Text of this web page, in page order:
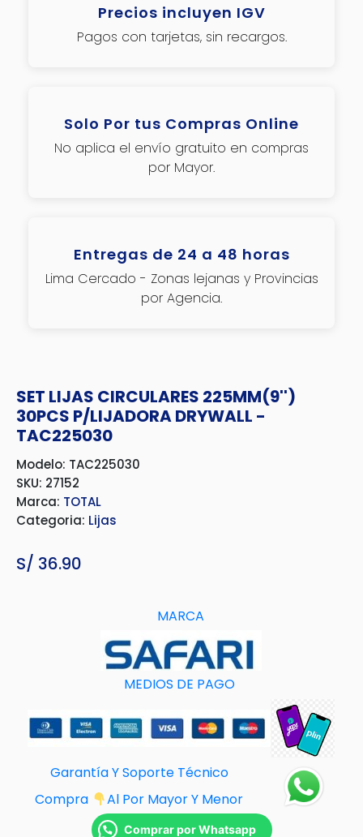
Precios incluyen IGV
Pagos con tarjetas, sin recargos.
Solo Por tus Compras Online
No aplica el envío gratuito en compras
por Mayor.
Entregas de 24 a 48 horas
Lima Cercado - Zonas lejanas y Provincias
por Agencia.
SET LIJAS CIRCULARES 225MM(9'')
30PCS P/LIJADORA DRYWALL -
TAC225030
Modelo: TAC225030
SKU: 27152
Marca: TOTAL
Categoria: Lijas
S/ 36.90
MARCA
MEDIOS DE PAGO
Garantía Y Soporte Técnico
Compra
Al Por Mayor Y Menor
Comprar por Whatsapp